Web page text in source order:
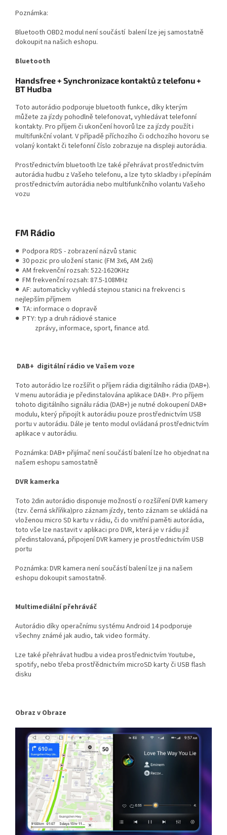
Poznámka:
Bluetooth OBD2 modul není součástí balení lze jej samostatně
dokoupit na našich eshopu.
Bluetooth
Handsfree + Synchronizace kontaktů z telefonu +
BT Hudba
Toto autorádio podporuje bluetooth funkce, díky kterým
můžete za jízdy pohodlně telefonovat, vyhledávat telefonní
kontakty. Pro příjem či ukončení hovorů lze za jízdy použít i
multifunkční volant. V případě příchozího či odchozího hovoru se
volaný kontakt či telefonní číslo zobrazuje na displeji autorádia.
Prostřednictvím bluetooth lze také přehrávat prostřednictvím
autorádia hudbu z Vašeho telefonu, a lze tyto skladby i přepínám
prostřednictvím autorádia nebo multifunkčního volantu Vašeho
vozu
FM Rádio
● Podpora RDS - zobrazení názvů stanic
● 30 pozic pro uložení stanic (FM 3x6, AM 2x6)
● AM frekvenční rozsah: 522-1620KHz
● FM frekvenční rozsah: 87.5-108MHz
● AF: automaticky vyhledá stejnou stanici na frekvenci s
nejlepším příjmem
● TA: informace o dopravě
● PTY: typ a druh rádiové stanice
zprávy, informace, sport, finance atd.
DAB+ digitální rádio ve Vašem voze
Toto autorádio lze rozšířit o příjem rádia digitálního rádia (DAB+).
V menu autorádia je předinstalována aplikace DAB+. Pro příjem
tohoto digitálního signálu rádia (DAB+) je nutné dokoupení DAB+
modulu, který připojít k autorádiu pouze prostřednictvím USB
portu v autorádiu. Dále je tento modul ovládaná prostřednictvím
aplikace v autorádiu.
Poznámka: DAB+ přijímač není součástí balení lze ho objednat na
našem eshopu samostatně
DVR kamerka
Toto 2din autorádio disponuje možností o rozšíření DVR kamery
(tzv. černá skříňka)pro záznam jízdy, tento záznam se ukládá na
vloženou micro SD kartu v rádiu, či do vnitřní paměti autorádia,
toto vše lze nastavit v aplikaci pro DVR, která je v rádiu již
předinstalovaná, připojení DVR kamery je prostřednictvím USB
portu
Poznámka: DVR kamera není součástí balení lze ji na našem
eshopu dokoupit samostatně.
Multimediální přehráváč
Autorádio díky operačnímu systému Android 14 podporuje
všechny známé jak audio, tak video formáty.
Lze také přehrávat hudbu a videa prostřednictvím Youtube,
spotify, nebo třeba prostřědnictvím microSD karty či USB flash
disku
Obraz v Obraze